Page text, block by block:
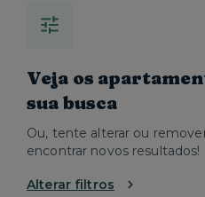
Veja os
sua busca
Ou, tente alterar ou
encontrar novos resultados!
Alterar filtros